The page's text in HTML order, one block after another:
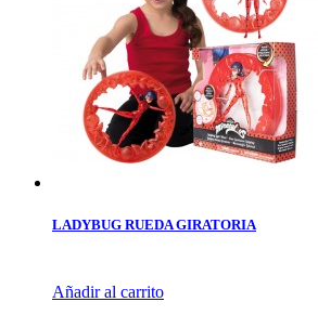
LADYBUG RUEDA GIRATORIA
Añadir al carrito